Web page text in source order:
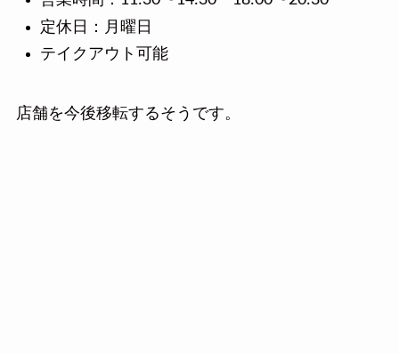
定休日：月曜日
テイクアウト可能
店舗を今後移転するそうです。